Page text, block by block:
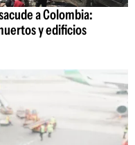
a Colombia:
y edificios